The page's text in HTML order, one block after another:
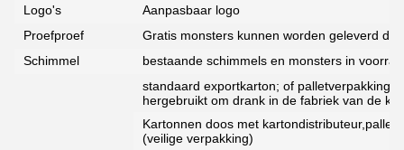
Logo's
Aanpasbaar logo
Proefproef
Gratis monsters kunnen worden geleverd
Schimmel
bestaande schimmels en monsters in
standaard exportkarton; of
hergebruikt om drank in de fabriek van de
Kartonnen doos met
(veilige verpakking)